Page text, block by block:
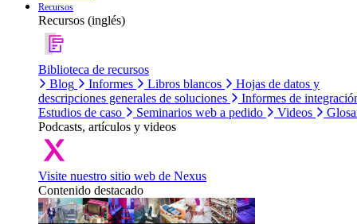
Recursos
Recursos (inglés)
Biblioteca de recursos
Blog
Informes Libros blancos
Hojas de datos y
descripciones generales de soluciones
Informes de
Estudios de caso
Seminarios web a pedido Videos
Podcasts, artículos y videos
Visite nuestro sitio web de Nexus
Contenido destacado